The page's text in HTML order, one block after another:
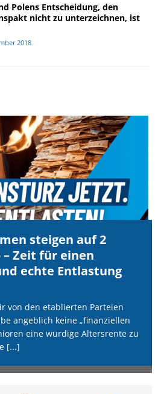
Polens Entscheidung, den
nicht zu unterzeichnen, ist
2018
steigen auf 2
Zeit für einen
echte Entlastung
von den etablierten Parteien
angeblich keine „finanziellen
eine würdige Altersrente zu
[...]